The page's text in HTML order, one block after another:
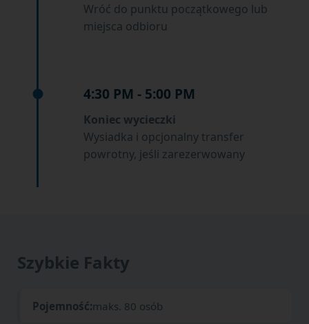
Wróć do punktu początkowego lub
miejsca odbioru
4:30 PM - 5:00 PM
Koniec wycieczki
Wysiadka i opcjonalny transfer
powrotny, jeśli zarezerwowany
Szybkie Fakty
Pojemność:maks. 80 osób